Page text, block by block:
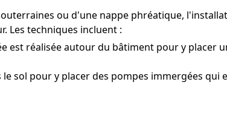
ou d'une nappe phréatique,
Les techniques incluent :
est réalisée autour du bâtiment pour y placer
sol pour y placer des pompes immergées